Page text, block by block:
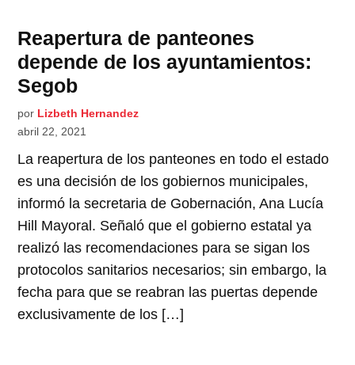
Reapertura de panteones
depende de los ayuntamientos:
Segob
por Lizbeth Hernandez
abril 22, 2021
La reapertura de los panteones en todo el estado
es una decisión de los gobiernos municipales,
informó la secretaria de Gobernación, Ana Lucía
Hill Mayoral. Señaló que el gobierno estatal ya
realizó las recomendaciones para se sigan los
protocolos sanitarios necesarios; sin embargo, la
fecha para que se reabran las puertas depende
exclusivamente de los […]